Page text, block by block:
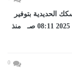
الحديدية بتوفير
أماكن في رحلات...اليوم الأربعاء، 2 أبريل 2025 08:11 صـ منذ
0